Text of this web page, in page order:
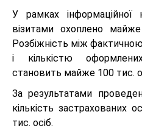
У рамках інформаційної
візитами охоплено
Розбіжність між
і кількістю
становить майже 100 тис.
За результатами
кількість застрахованих
тис. осіб.